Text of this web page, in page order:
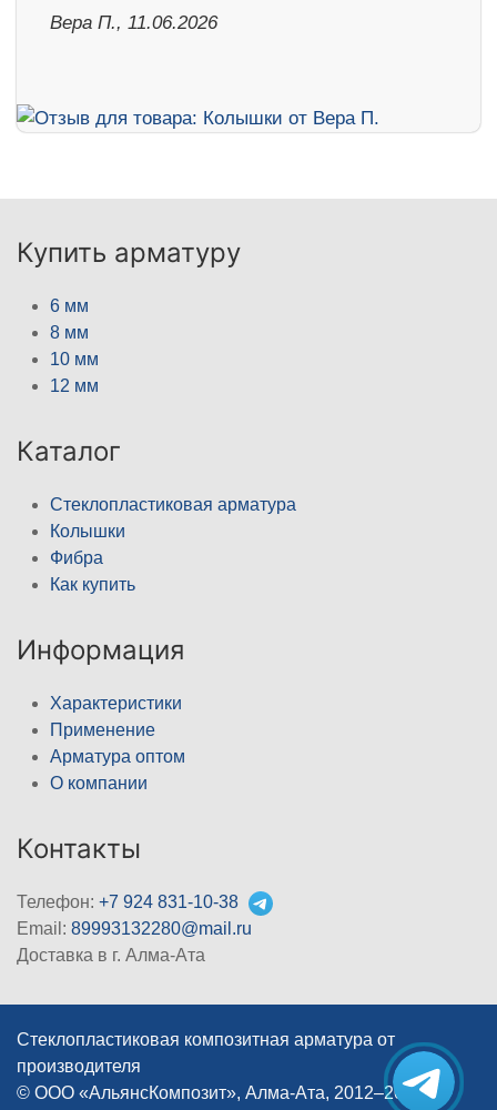
Вера П., 11.06.2026
Купить арматуру
6 мм
8 мм
10 мм
12 мм
Каталог
Стеклопластиковая арматура
Колышки
Фибра
Как купить
Информация
Характеристики
Применение
Арматура оптом
О компании
Контакты
Телефон: +7 924 831-10-38
Email: 89993132280@mail.ru
Доставка в г. Алма-Ата
Стеклопластиковая композитная арматура от
производителя
© ООО «АльянсКомпозит», Алма-Ата, 2012–2026